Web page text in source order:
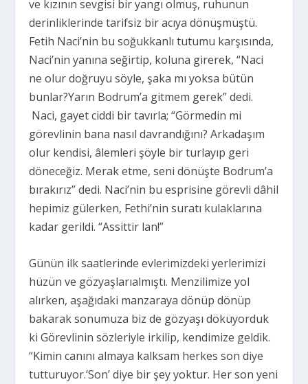
ve kızının sevgisi bir yangı olmuş, ruhunun
derinliklerinde tarifsiz bir acıya dönüşmüştü.
Fetih Naci’nin bu soğukkanlı tutumu karşısında,
Naci’nin yanına seğirtip, koluna girerek, “Naci
ne olur doğruyu söyle, şaka mı yoksa bütün
bunlar?Yarın Bodrum’a gitmem gerek” dedi.
Naci, gayet ciddi bir tavırla; “Görmedin mi
görevlinin bana nasıl davrandığını? Arkadaşım
olur kendisi, âlemleri şöyle bir turlayıp geri
döneceğiz. Merak etme, seni dönüşte Bodrum’a
bırakırız” dedi. Naci’nin bu esprisine görevli dâhil
hepimiz gülerken, Fethi’nin suratı kulaklarına
kadar gerildi. “Assittir lan!”
Günün ilk saatlerinde evlerimizdeki yerlerimizi
hüzün ve gözyaşlarıalmıştı. Menzilimize yol
alırken, aşağıdaki manzaraya dönüp dönüp
bakarak sonumuza biz de gözyaşı döküyorduk
ki Görevlinin sözleriyle irkilip, kendimize geldik.
“Kimin canını almaya kalksam herkes son diye
tutturuyor.‘Son’ diye bir şey yoktur. Her son yeni